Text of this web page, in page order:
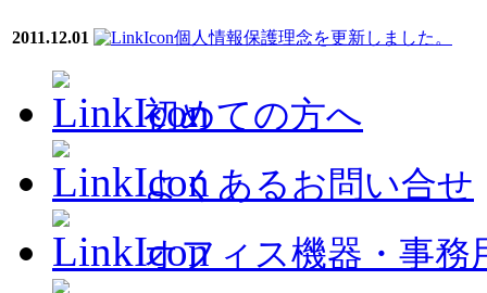
2011.12.01 個人情報保護理念を更新しました。
初めての方へ
よくあるお問い合せ
オフィス機器・事務